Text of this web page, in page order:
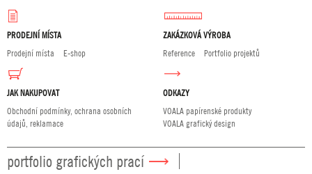
PRODEJNÍ MÍSTA
Prodejní místa
E-shop
ZAKÁZKOVÁ VÝROBA
Reference
Portfolio projektů
JAK NAKUPOVAT
Obchodní podmínky, ochrana osobních
údajů, reklamace
ODKAZY
VOALA papírenské produkty
VOALA grafický design
portfolio grafických prací